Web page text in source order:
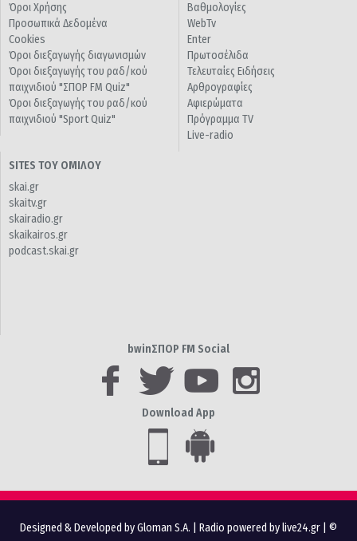
Όροι Χρήσης
Προσωπικά Δεδομένα
Cookies
Όροι διεξαγωγής διαγωνισμών
Όροι διεξαγωγής του ραδ/κού
παιχνιδιού "ΣΠΟΡ FM Quiz"
Όροι διεξαγωγής του ραδ/κού
παιχνιδιού "Sport Quiz"
Βαθμολογίες
WebTv
Enter
Πρωτοσέλιδα
Τελευταίες Ειδήσεις
Αρθρογραφίες
Αφιερώματα
Πρόγραμμα TV
Live-radio
SITES ΤΟΥ ΟΜΙΛΟΥ
skai.gr
skaitv.gr
skairadio.gr
skaikairos.gr
podcast.skai.gr
bwinΣΠΟΡ FM Social
Download App
Designed & Developed by Gloman S.A. Radio powered by live24.gr | ©